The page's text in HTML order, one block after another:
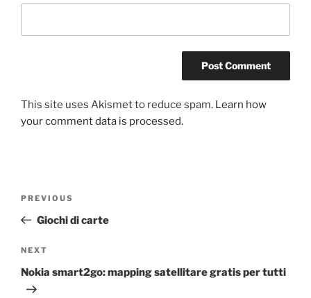
This site uses Akismet to reduce spam. Learn how
your comment data is processed.
Previous
Post
PREVIOUS
Giochi di carte
Next
Post
NEXT
Nokia smart2go: mapping satellitare gratis per tutti